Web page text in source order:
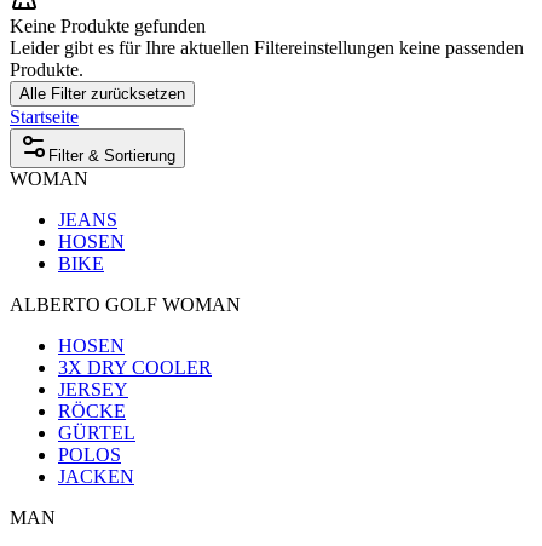
Keine Produkte gefunden
Leider gibt es für Ihre aktuellen Filtereinstellungen keine passenden
Produkte.
Alle Filter zurücksetzen
Startseite
Filter & Sortierung
WOMAN
JEANS
HOSEN
BIKE
ALBERTO GOLF WOMAN
HOSEN
3X DRY COOLER
JERSEY
RÖCKE
GÜRTEL
POLOS
JACKEN
MAN